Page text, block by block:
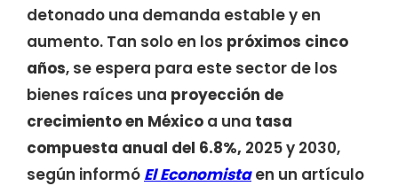
detonado una demanda estable y en
aumento. Tan solo en los próximos cinco
años, se espera para este sector de los
bienes raíces una proyección de
crecimientoen México a una tasa
compuesta anual del 6.8%, 2025 y 2030,
según informó El Economista en un artículo